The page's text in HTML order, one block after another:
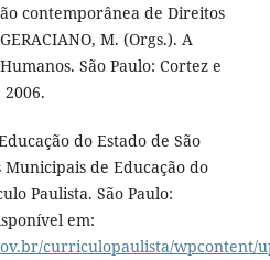
contemporânea de Direitos
M. (Orgs.). A
São Paulo: Cortez e
2006.
do Estado de São
de Educação do
Paulista. São Paulo:
em:
curriculopaulista/wpcontent/